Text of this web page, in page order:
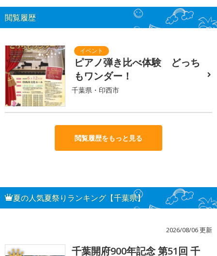
閲覧履歴
ピアノ弾き比べ体験 どっち
もワンダー！
千葉県・印西市
閲覧履歴をもっと見る
夏の人気夏祭りランキング【千葉県】
2026/08/06 更新
千葉開府900年記念 第51回 千